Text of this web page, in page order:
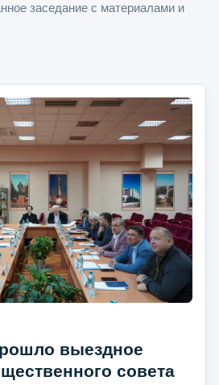
заседание с материалами и
выездное
совета